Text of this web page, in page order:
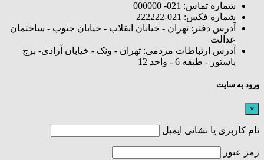
شماره تماس: 021- 000000
شماره فکس: 021-222222
آدرس دفتر: تهران - خیابان انقلاب - خیابان جنوب - ساختمان
عدالت
آدرس ارتباطات مردمی: تهران - ونک - خیابان آزادی- برج
پاستور - طبقه 6 - واحد 12
ورود به سایت
×
نام کاربری یا نشانی ایمیل
رمز عبور